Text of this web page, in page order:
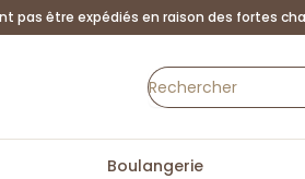
être expédiés en raison des fortes
Boulangerie